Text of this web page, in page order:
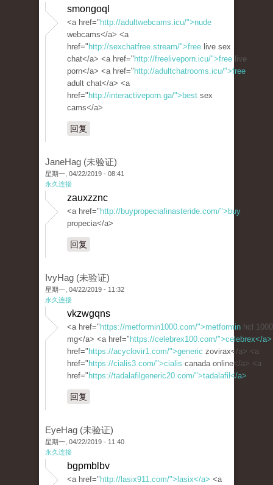
smongoql
<a href=" http://adultwebcams.icu/">nude
webcams</a> <a
href=" http://sexchatfree.stream/">free live sex
chat</a> <a href=" http://freeliveporn.icu/">free live
porn</a> <a href=" http://adultchatrooms.icu/">free
adult chat</a> <a
href=" http://interactiveporn.ga/">best sex
cams</a>
回复
JaneHag (未验证)
星期一, 04/22/2019 - 08:41
永久连接
zauxzznc
<a href=" http://buypropeciafinasteride.com/">buy
propecia</a>
回复
IvyHag (未验证)
星期一, 04/22/2019 - 11:32
永久连接
vkzwgqns
<a href=" https://metformin1000.com/">metformin hcl 1000
mg</a> <a href=" https://celebrex100.com/">celebrex</a>
href=" https://acyclovir1.com/">generic zovirax</a> <a
href=" https://cialis3.com/">cialis canada online</a> <a
href=" https://tadalafilgeneric20.com/">tadalafil</a>
回复
EyeHag (未验证)
星期一, 04/22/2019 - 11:40
永久连接
bgpmblbv
<a href=" http://lasix911.com/">lasix</a> <a